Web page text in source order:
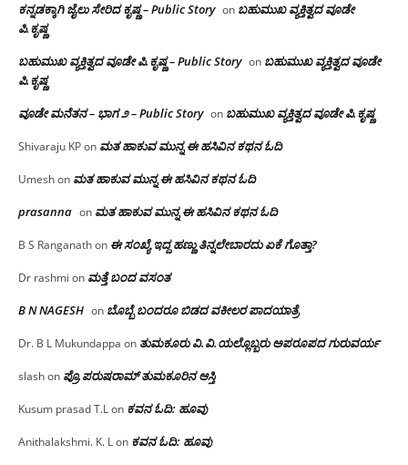
ಕನ್ನಡಕ್ಕಾಗಿ ಜೈಲು ಸೇರಿದ ಕೃಷ್ಣ – Public Story on ಬಹುಮುಖ ವ್ಯಕ್ತಿತ್ವದ ವೂಡೇ
ಪಿ.ಕೃಷ್ಣ
ಬಹುಮುಖ ವ್ಯಕ್ತಿತ್ವದ ವೂಡೇ ಪಿ.ಕೃಷ್ಣ – Public Story on ಬಹುಮುಖ ವ್ಯಕ್ತಿತ್ವದ ವೂಡೇ
ಪಿ.ಕೃಷ್ಣ
ವೂಡೇ ಮನೆತನ – ಭಾಗ ೨ – Public Story on ಬಹುಮುಖ ವ್ಯಕ್ತಿತ್ವದ ವೂಡೇ ಪಿ.ಕೃಷ್ಣ
Shivaraju KPon ಮತ ಹಾಕುವ ಮುನ್ನ ಈ ಹಸಿವಿನ ಕಥನ ಓದಿ
Umeshon ಮತ ಹಾಕುವ ಮುನ್ನ ಈ ಹಸಿವಿನ ಕಥನ ಓದಿ
prasanna on ಮತ ಹಾಕುವ ಮುನ್ನ ಈ ಹಸಿವಿನ ಕಥನ ಓದಿ
B S Ranganathon ಈ ಸಂಖ್ಯೆ ಇದ್ದ ಹಣ್ಣು ತಿನ್ನಲೇಬಾರದು ಏಕೆ ಗೊತ್ತಾ?
Dr rashmi on ಮತ್ತೆ ಬಂದ ವಸಂತ
B N NAGESH on ಬೊಬ್ಬೆ ಬಂದರೂ ಬಿಡದ ವಕೀಲರ ಪಾದಯಾತ್ರೆ
Dr. B L Mukundappa on ತುಮಕೂರು‌ ವಿ.ವಿ.ಯಲ್ಲೊಬ್ಬರು ಅಪರೂಪದ ಗುರುವರ್ಯ
slashon ಪ್ರೊ.ಪರುಷರಾಮ್ ತುಮಕೂರಿನ ಆಸ್ತಿ
Kusum prasad T.Lon ಕವನ ಓದಿ: ಹೂವು
Anithalakshmi. K. Lon ಕವನ ಓದಿ: ಹೂವು